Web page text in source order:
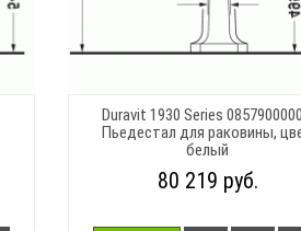
Duravit 1930 Series
Пьедестал для раковины,
белый
80 219 руб.